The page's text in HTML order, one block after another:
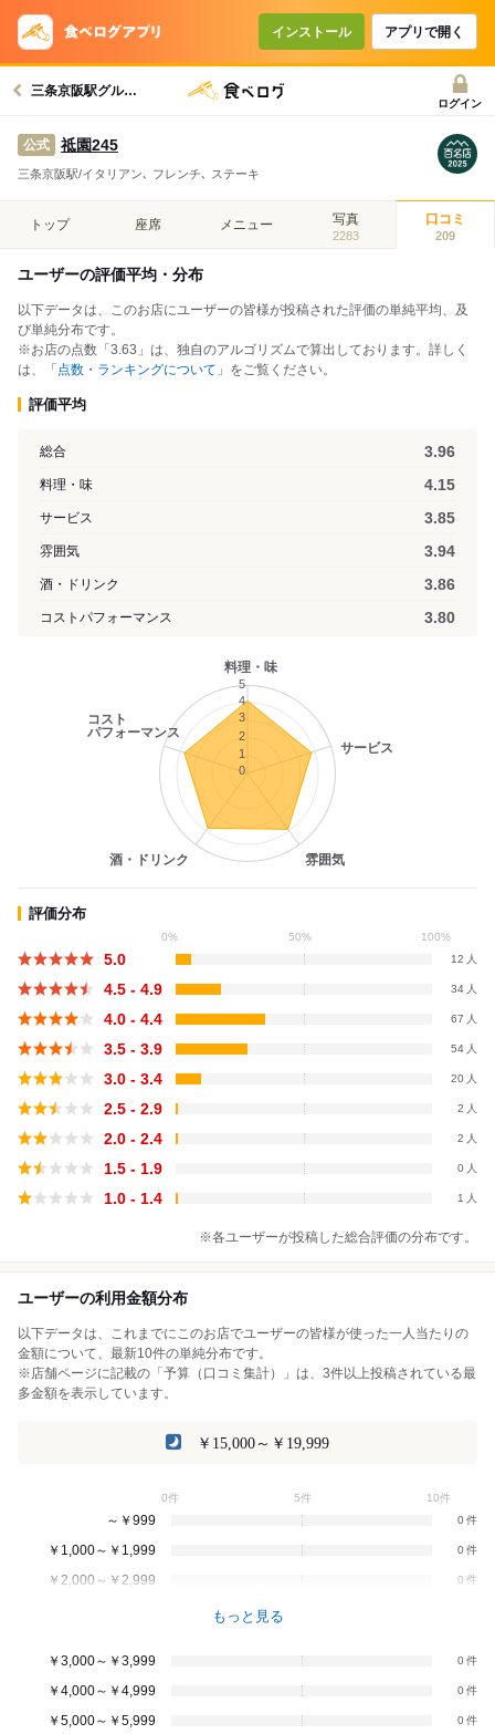
インストール アプリで開く
三条京阪駅グルメへ
ログイン
公式 祗園245
三条京阪駅/イタリアン､ フレンチ､ ステーキ
トップ 座席 メニュー 写真
2283
口コミ
209
ユーザーの評価平均・分布
以下データは、このお店にユーザーの皆様が投稿された評価の単純平均、及
び単純分布です。
※お店の点数「3.63」は、独自のアルゴリズムで算出しております。詳しく
は、「 点数・ランキングについて 」をご覧ください。
評価平均
総合 3.96
料理・味 4.15
サービス 3.85
雰囲気 3.94
酒・ドリンク 3.86
コストパフォーマンス 3.80
0
1
2
3
4
5
料理・味
サービス
雰囲気
酒・ドリンク
コスト
パフォーマンス
評価分布
0% 50% 100%
5.0 12
4.5 - 4.9 34
4.0 - 4.4 67
3.5 - 3.9 54
3.0 - 3.4 20
2.5 - 2.9 2
2.0 - 2.4 2
1.5 - 1.9 0
1.0 - 1.4 1
※各ユーザーが投稿した総合評価の分布です。
ユーザーの利用金額分布
以下データは、これまでにこのお店でユーザーの皆様が使った一人当たりの
金額について、最新10件の単純分布です。
※店舗ページに記載の「予算（口コミ集計）」は、3件以上投稿されている最
多金額を表示しています。
￥15,000～￥19,999
0件 5件 10件
～￥999 0
￥1,000～￥1,999 0
￥2,000～￥2,999 0
もっと見る
￥3,000～￥3,999 0
￥4,000～￥4,999 0
￥5,000～￥5,999 0